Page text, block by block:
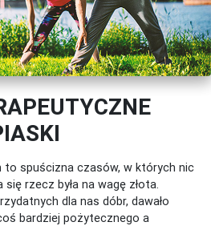
to spuścizna czasów, w których nic
rzecz była na wagę złota.
dla nas dóbr, dawało
bardziej pożytecznego a